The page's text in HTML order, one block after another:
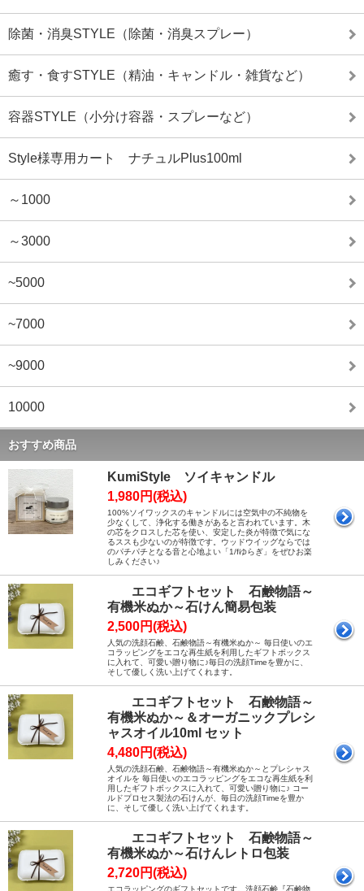
除菌・消臭STYLE（除菌・消臭スプレー）
癒す・食すSTYLE（精油・キャンドル・雑貨など）
容器STYLE（小分け容器・スプレーなど）
Style様専用カート ナチュルPlus100ml
～1000
～3000
~5000
~7000
~9000
10000
おすすめ商品
KumiStyle ソイキャンドル
1,980円(税込)
100%ソイワックスのキャンドルには空気中の不純物を
少なくして、浄化する働きがあると言われています。木
の芯をクロスした芯を使い、安定した炎が特徴で気にな
るススも少ないのが特徴です。ウッドウイッグならでは
のパチパチとなる音と心地よい「1/fゆらぎ」をぜひお楽
しみください♪
エコギフトセット 石鹸物語～
有機米ぬか～石けん簡易包装
2,500円(税込)
人気の洗顔石鹸、石鹸物語～有機米ぬか～ 毎日使いのエ
コラッピングをエコな再生紙を利用したギフトボックス
に入れて、可愛い贈り物に♪毎日の洗顔Timeを豊かに、
そして優しく洗い上げてくれます。
エコギフトセット 石鹸物語～
有機米ぬか～＆オーガニックプレシ
ャスオイル10ml セット
4,480円(税込)
人気の洗顔石鹸、石鹸物語～有機米ぬか～とプレシャス
オイルを 毎日使いのエコラッピングをエコな再生紙を利
用したギフトボックスに入れて、可愛い贈り物に♪ コー
ルドプロセス製法の石けんが、毎日の洗顔Timeを豊か
に、そして優しく洗い上げてくれます。
エコギフトセット 石鹸物語～
有機米ぬか～石けんレトロ包装
2,720円(税込)
エコラッピングのギフトセットです。洗顔石鹸『石鹸物